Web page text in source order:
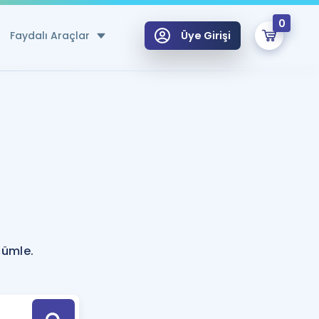
Faydalı Araçlar
Hesaplama Aracı
için Öneriler
Tek Takvimde
Üye Girişi
0